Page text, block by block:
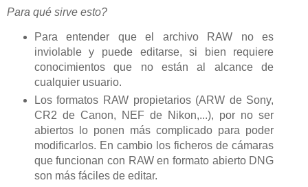
Para qué sirve esto?
Para entender que el archivo RAW no es
inviolable y puede editarse, si bien requiere
conocimientos que no están al alcance de
cualquier usuario.
Los formatos RAW propietarios (ARW de Sony,
CR2 de Canon, NEF de Nikon,...), por no ser
abiertos lo ponen más complicado para poder
modificarlos. En cambio los ficheros de cámaras
que funcionan con RAW en formato abierto DNG
son más fáciles de editar.